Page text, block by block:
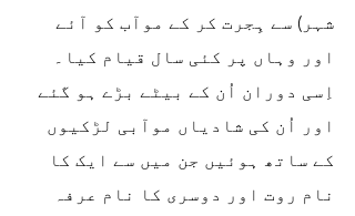
شہر) سے ہِجرت کر کے موآب کو آئے
اور وہاں پر کئی سال قیام کیا۔
اِسی دوران اُن کے بیٹے بڑے ہو گئے
اور اُن کی شادیاں موآبی لڑکیوں
کے ساتھ ہوئیں جن میں سے ایک کا
نام روت اور دوسری کا نام عرفہ